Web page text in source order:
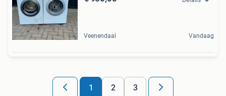
Veenendaal Vandaag
1 2 3